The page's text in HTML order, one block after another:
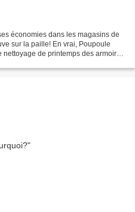
économies dans les magasins de
sur la paille! En vrai, Poupoule
de printemps des armoires